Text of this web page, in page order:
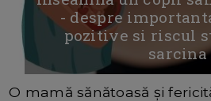
- despre
pozitive si riscul
sarcina
O mamă sănătoasă și